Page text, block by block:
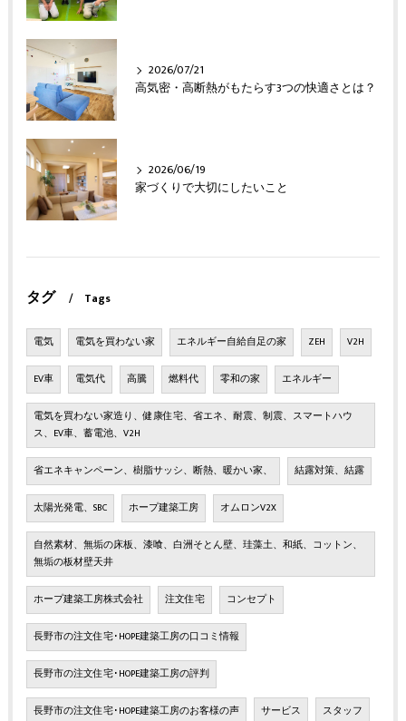
2026/07/21
高気密・高断熱がもたらす3つの快適さとは？
2026/06/19
家づくりで大切にしたいこと
タグ Tags
電気 電気を買わない家 エネルギー自給自足の家 ZEH V2H
EV車 電気代 高騰 燃料代 零和の家 エネルギー
電気を買わない家造り、健康住宅、省エネ、耐震、制震、スマートハウ
ス、EV車、蓄電池、V2H
省エネキャンペーン、樹脂サッシ、断熱、暖かい家、 結露対策、結露
太陽光発電、SBC ホープ建築工房 オムロンV2X
自然素材、無垢の床板、漆喰、白洲そとん壁、珪藻土、和紙、コットン、
無垢の板材壁天井
ホープ建築工房株式会社 注文住宅 コンセプト
長野市の注文住宅･HOPE建築工房の口コミ情報
長野市の注文住宅･HOPE建築工房の評判
長野市の注文住宅･HOPE建築工房のお客様の声 サービス スタッフ